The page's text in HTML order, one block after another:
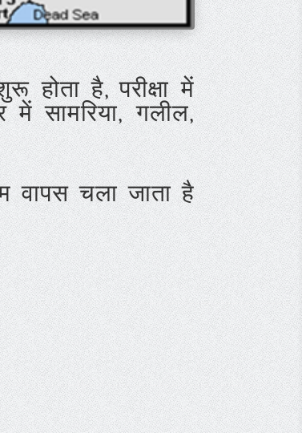
होता है, परीक्षा में
में सामरिया, गलील,
चला जाता है